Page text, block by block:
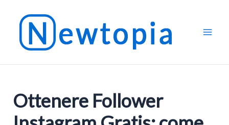
contenuto
Ottenere Follower